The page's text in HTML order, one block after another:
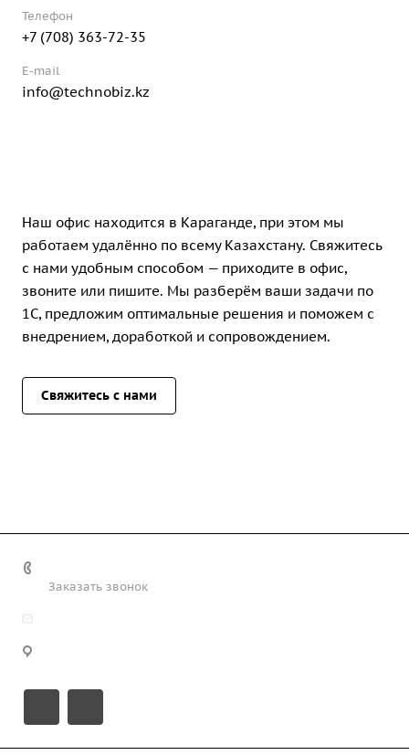
Телефон
+7 (708) 363-72-35
E-mail
info@technobiz.kz
Наш офис находится в Караганде, при этом мы
работаем удалённо по всему Казахстану. Свяжитесь
с нами удобным способом — приходите в офис,
звоните или пишите. Мы разберём ваши задачи по
1С, предложим оптимальные решения и поможем с
внедрением, доработкой и сопровождением.
Свяжитесь с нами
Заказать звонок